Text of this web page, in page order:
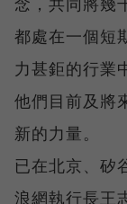
都處在一個短
力甚鉅的行業
他們目前及將
新的力量。
已在北京、矽
浪網執行長王